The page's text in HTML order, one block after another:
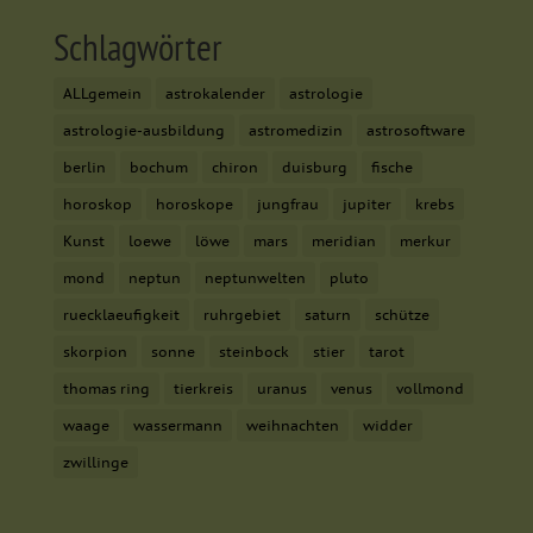
Schlagwörter
ALLgemein astrokalender astrologie
astrologie-ausbildung astromedizin astrosoftware
berlin bochum chiron duisburg fische
horoskop horoskope jungfrau jupiter krebs
Kunst loewe löwe mars meridian merkur
mond neptun neptunwelten pluto
ruecklaeufigkeit ruhrgebiet saturn schütze
skorpion sonne steinbock stier tarot
thomas ring tierkreis uranus venus vollmond
waage wassermann weihnachten widder
zwillinge
Cookie-Informationen anzeigen
Marketing (2)
Marketing-Cookies werden von Drittanbietern oder Publishern
indem sie Besucher über Websites hinweg verfolgen.
Cookie-Informationen anzeigen
werden standardmäßig blockiert. Wenn Cookies von externen
keiner manuellen Einwilligung mehr.
Cookie-Informationen anzeigen
powered by Borlabs Cookie